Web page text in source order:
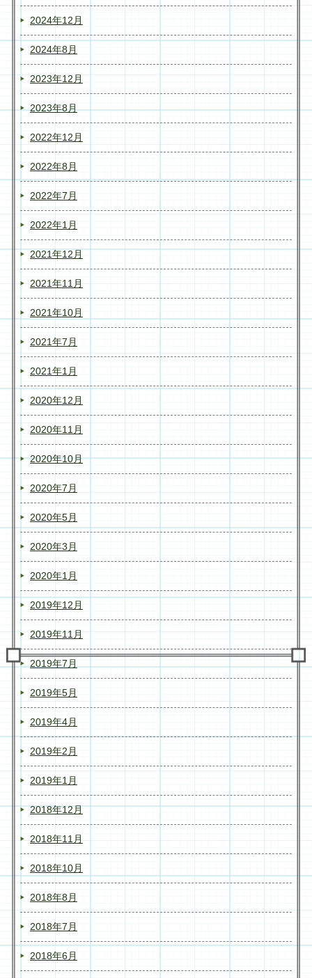
2024年12月
2024年8月
2023年12月
2023年8月
2022年12月
2022年8月
2022年7月
2022年1月
2021年12月
2021年11月
2021年10月
2021年7月
2021年1月
2020年12月
2020年11月
2020年10月
2020年7月
2020年5月
2020年3月
2020年1月
2019年12月
2019年11月
2019年7月
2019年5月
2019年4月
2019年2月
2019年1月
2018年12月
2018年11月
2018年10月
2018年8月
2018年7月
2018年6月